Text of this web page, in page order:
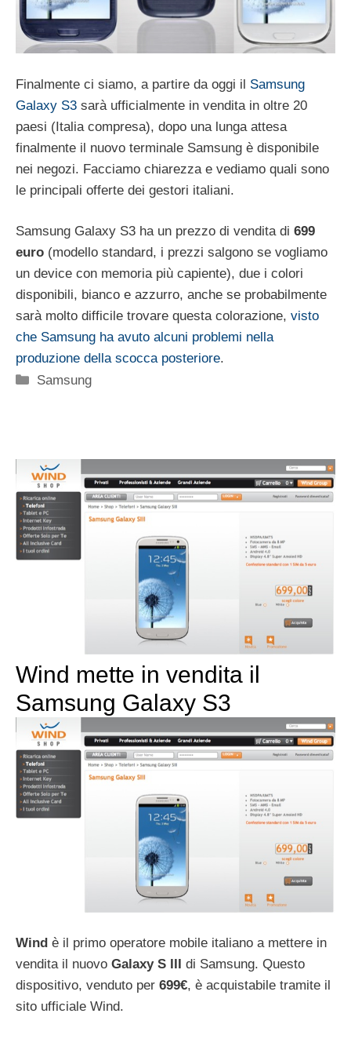
Finalmente ci siamo, a partire da oggi il Samsung
Galaxy S3 sarà ufficialmente in vendita in oltre 20
paesi (Italia compresa), dopo una lunga attesa
finalmente il nuovo terminale Samsung è disponibile
nei negozi. Facciamo chiarezza e vediamo quali sono
le principali offerte dei gestori italiani.
Samsung Galaxy S3 ha un prezzo di vendita di 699
euro (modello standard, i prezzi salgono se vogliamo
un device con memoria più capiente), due i colori
disponibili, bianco e azzurro, anche se probabilmente
sarà molto difficile trovare questa colorazione, visto
che Samsung ha avuto alcuni problemi nella
produzione della scocca posteriore.
Categorie
Samsung
Wind mette in vendita il
Samsung Galaxy S3
Wind è il primo operatore mobile italiano a mettere in
vendita il nuovo Galaxy S III
di Samsung. Questo
dispositivo, venduto per 699€, è acquistabile tramite il
sito ufficiale Wind.